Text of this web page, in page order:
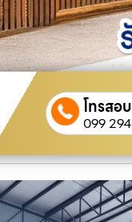
โทรสอ
099